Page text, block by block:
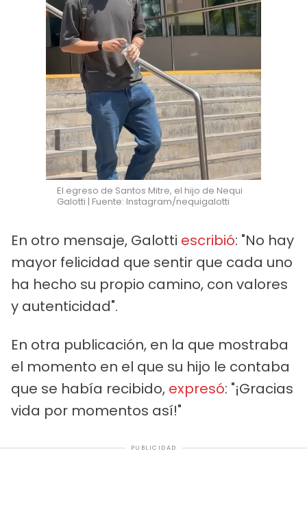
El egreso de Santos Mitre, el hijo de Nequi
Galotti | Fuente: Instagram/nequigalotti
En otro mensaje, Galotti escribió: "No hay
mayor felicidad que sentir que cada uno
ha hecho su propio camino, con valores
y autenticidad".
En otra publicación, en la que mostraba
el momento en el que su hijo le contaba
que se había recibido, expresó: "¡Gracias
vida por momentos así!"
PUBLICIDAD